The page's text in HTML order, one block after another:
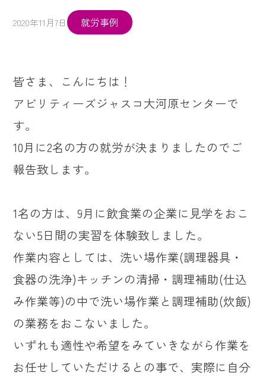
2020年11月7日 就労事例
皆さま、こんにちは！
アビリティーズジャスコ大河原センターで
す。
10月に2名の方の就労が決まりましたのでご
報告致します。
1名の方は、9月に飲食業の企業に見学をおこ
ない5日間の実習を体験致しました。
作業内容としては、洗い場作業(調理器具・
食器の洗浄)キッチンの清掃・調理補助(仕込
み作業等)の中で洗い場作業と調理補助(炊飯)
の業務をおこないました。
いずれも適性や希望をみていきながら作業を
お任せしていただけるとの事で、実際に自分